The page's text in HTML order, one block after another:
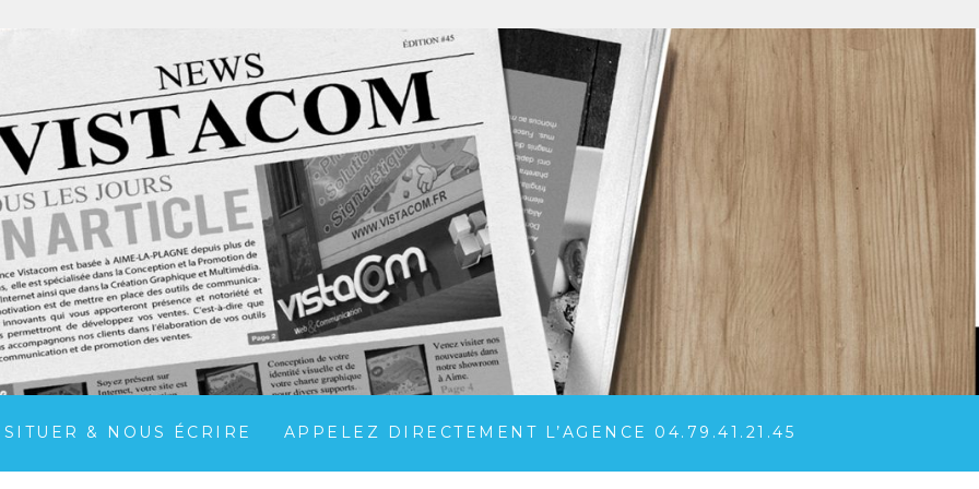
SITUER & NOUS ÉCRIRE APPELEZ DIRECTEMENT L’AGENCE 04.79.41.21.45